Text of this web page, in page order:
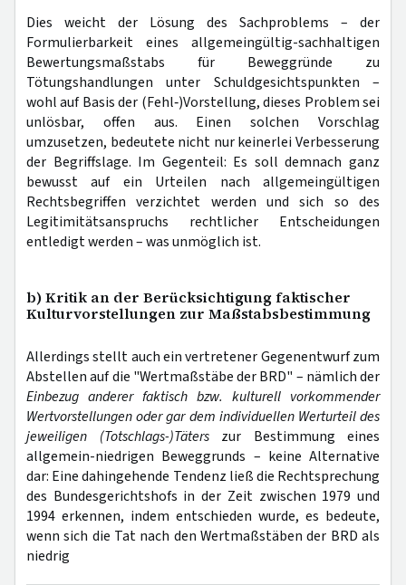
Dies weicht der Lösung des Sachproblems – der
Formulierbarkeit eines allgemeingültig-sachhaltigen
Bewertungsmaßstabs für Beweggründe zu
Tötungshandlungen unter Schuldgesichtspunkten –
wohl auf Basis der (Fehl‑)Vorstellung, dieses Problem sei
unlösbar, offen aus. Einen solchen Vorschlag
umzusetzen, bedeutete nicht nur keinerlei Verbesserung
der Begriffslage. Im Gegenteil: Es soll demnach ganz
bewusst auf ein Urteilen nach allgemeingültigen
Rechtsbegriffen verzichtet werden und sich so des
Legitimitätsanspruchs rechtlicher Entscheidungen
entledigt werden – was unmöglich ist.
b) Kritik an der Berücksichtigung faktischer
Kulturvorstellungen zur Maßstabsbestimmung
Allerdings stellt auch ein vertretener Gegenentwurf zum
Abstellen auf die "Wertmaßstäbe der BRD" – nämlich der
Einbezug anderer faktisch bzw. kulturell vorkommender
Wertvorstellungen oder gar dem individuellen Werturteil des
jeweiligen (Totschlags-)Täters zur Bestimmung eines
allgemein-niedrigen Beweggrunds – keine Alternative
dar: Eine dahingehende Tendenz ließ die Rechtsprechung
des Bundesgerichtshofs in der Zeit zwischen 1979 und
1994 erkennen, indem entschieden wurde, es bedeute,
wenn sich die Tat nach den Wertmaßstäben der BRD als
niedrig